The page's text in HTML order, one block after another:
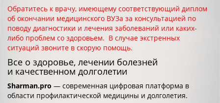
Обратитесь к врачу, имеющему соответствующий диплом
об окончании медицинского ВУЗа за консультацией по
поводу диагностики и лечения заболеваний или каких-
либо проблем со здоровьем. В случае экстренных
ситуаций звоните в скорую помощь.
Все о здоровье, лечении болезней
и качественном долголетии
Sharman.pro — современная цифровая платформа в
области профилактической медицины и долголетия.